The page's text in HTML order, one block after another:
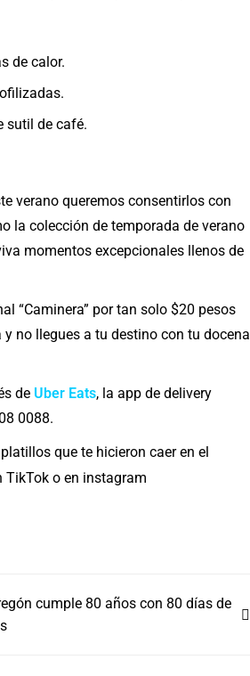
de calor.
sutil de café.
verano queremos consentirlos con
la colección de temporada de verano
momentos excepcionales llenos de
“Caminera” por tan solo $20 pesos
no llegues a tu destino con tu docena
de Uber Eats, la app de delivery
0088.
que te hicieron caer en el
TikTok o en instagram
cumple 80 años con 80 días de